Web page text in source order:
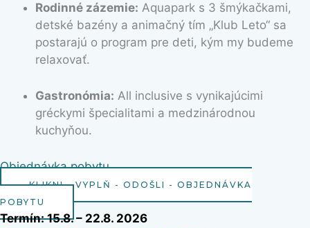
Rodinné zázemie: Aquapark s 3 šmýkačkami,
detské bazény a animačný tím „Klub Leto“ sa
postarajú o program pre deti, kým my budeme
relaxovať.
Gastronómia: All inclusive s vynikajúcimi
gréckymi špecialitami a medzinárodnou
kuchyňou.
Objednávka pobytu
KLIKNI - VYPLŇ - ODOŠLI - OBJEDNÁVKA
POBYTU
Termín: 15.8. – 22.8. 2026